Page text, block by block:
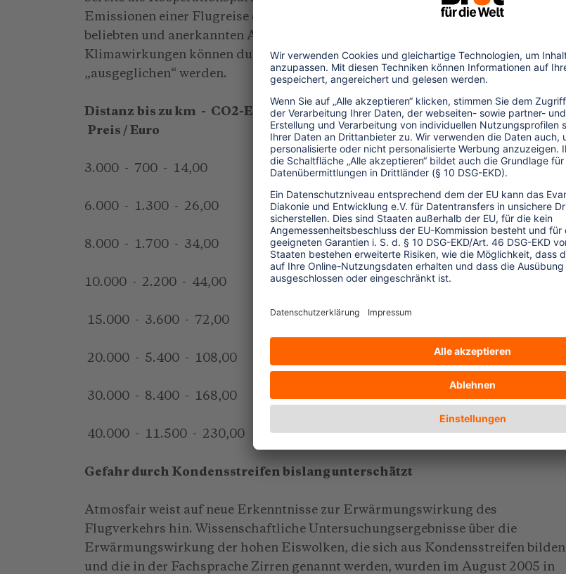
Emissionen einer Flugreise ermittelt werden können, habe sich zu einem
beliebten und anerkannten Analyseinstrument entwickelt. Die so berechneten
Klimawirkungen können durch die Spende eines Klimaschutzbeitrags
„ausgeglichen“ werden.
Distanz bis zu km - CO2-Emissionen / Angaben für Hin- und Rückflug / kg -
Preis / Euro
3.000 - 700 - 14,00
6.000 - 1.300 - 26,00
8.000 - 1.700 - 34,00
10.000 - 2.200 - 44,00
15.000 - 3.600 - 72,00
20.000 - 5.400 - 108,00
30.000 - 8.400 - 168,00
40.000 - 11.500 - 230,00
Gefahr durch Kondensstreifen bislang unterschätzt
Atmosfair weist auf neue Erkenntnisse zur Erwärmungswirkung des
Flugverkehrs hin. Wissenschaftliche Untersuchungsergebnisse über die
Erwärmungswirkung der hohen Eiswolken, die sich aus Kondensstreifen bilden
und die in der Fachsprache Zirren genannt werden, wurden im August 2005 in